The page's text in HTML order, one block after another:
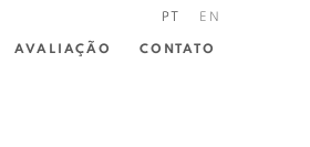
AVALIAÇÃO CONTATO
PT EN